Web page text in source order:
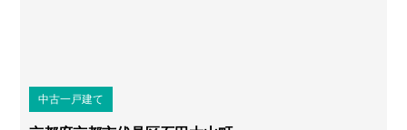
中古一戸建て